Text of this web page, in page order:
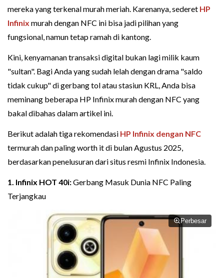
mereka yang terkenal murah meriah. Karenanya, sederet HP
Infinix murah dengan NFC ini bisa jadi pilihan yang
fungsional, namun tetap ramah di kantong.
Kini, kenyamanan transaksi digital bukan lagi milik kaum
"sultan". Bagi Anda yang sudah lelah dengan drama "saldo
tidak cukup" di gerbang tol atau stasiun KRL, Anda bisa
meminang beberapa HP Infinix murah dengan NFC yang
bakal dibahas dalam artikel ini.
Berikut adalah tiga rekomendasi HP Infinix dengan NFC
termurah dan paling worth it di bulan Agustus 2025,
berdasarkan penelusuran dari situs resmi Infinix Indonesia.
1. Infinix HOT 40i:Gerbang Masuk Dunia NFC Paling
Terjangkau
Perbesar